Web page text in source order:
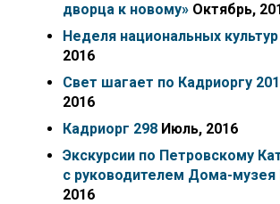
дворца к новому» Октябрь,
Неделя национальных культур
2016
Свет шагает по Кадриоргу
2016
Кадриорг 298 Июль, 2016
Экскурсии по Петровскому
с руководителем Дома-музея
2016